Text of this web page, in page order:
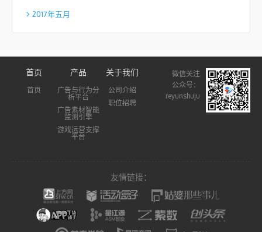
2017年五月
首页
首页
产品
广告与行为分
析平台
广告素材智能
监测引擎
游戏运营支撑
平台
关于我们
公司介绍
职位招聘
微信关注
公众号：
reyunshuju
友情链接：